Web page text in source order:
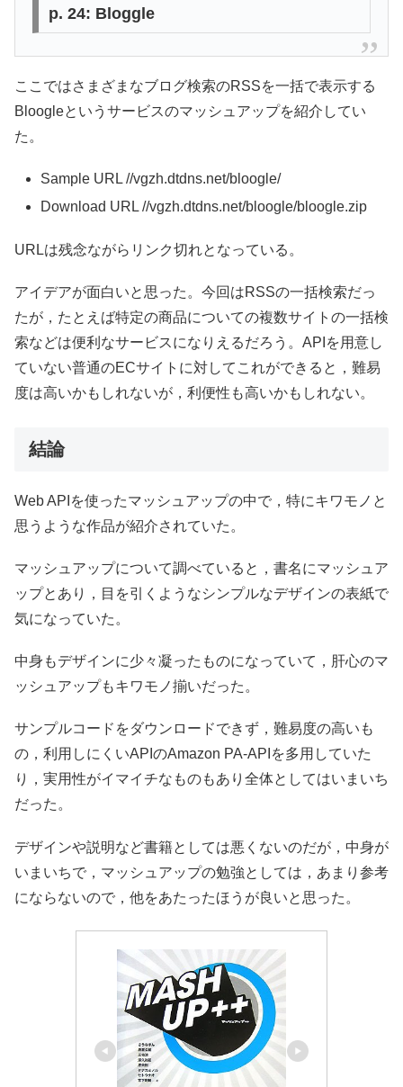
p. 24: Bloggle
ここではさまざまなブログ検索のRSSを一括で表示する
Bloogleというサービスのマッシュアップを紹介してい
た。
Sample URL //vgzh.dtdns.net/bloogle/
Download URL //vgzh.dtdns.net/bloogle/bloogle.zip
URLは残念ながらリンク切れとなっている。
アイデアが面白いと思った。今回はRSSの一括検索だっ
たが，たとえば特定の商品についての複数サイトの一括検
索などは便利なサービスになりえるだろう。APIを用意し
ていない普通のECサイトに対してこれができると，難易
度は高いかもしれないが，利便性も高いかもしれない。
結論
Web APIを使ったマッシュアップの中で，特にキワモノと
思うような作品が紹介されていた。
マッシュアップについて調べていると，書名にマッシュア
ップとあり，目を引くようなシンプルなデザインの表紙で
気になっていた。
中身もデザインに少々凝ったものになっていて，肝心のマ
ッシュアップもキワモノ揃いだった。
サンプルコードをダウンロードできず，難易度の高いも
の，利用しにくいAPIのAmazon PA-APIを多用していた
り，実用性がイマイチなものもあり全体としてはいまいち
だった。
デザインや説明など書籍としては悪くないのだが，中身が
いまいちで，マッシュアップの勉強としては，あまり参考
にならないので，他をあたったほうが良いと思った。